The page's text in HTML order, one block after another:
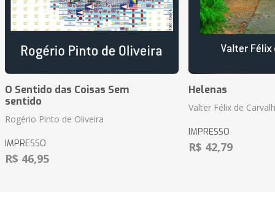
O Sentido das Coisas Sem
sentido
Rogério Pinto de Oliveira
IMPRESSO
R$ 46,95
Helenas
Valter Félix de
IMPRESSO
R$ 42,79